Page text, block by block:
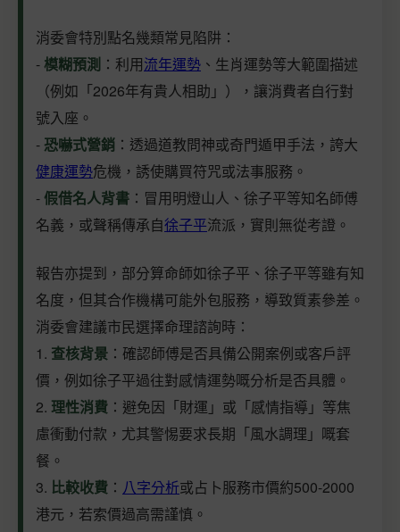
消委會特別點名幾類常見陷阱：
- 模糊預測 ：利用流年運勢 、生肖運勢等大範圍描述
（例如「2026年有貴人相助」），讓消費者自行對
號入座。
- 恐嚇式營銷 ：透過道教問神或奇門遁甲手法，誇大
健康運勢危機，誘使購買符咒或法事服務。
- 假借名人背書 ：冒用明燈山人、徐子平等知名師傅
名義，或聲稱傳承自徐子平流派，實則無從考證。
報告亦提到，部分算命師如徐子平、徐子平等雖有知
名度，但其合作機構可能外包服務，導致質素參差。
消委會建議市民選擇命理諮詢時：
1. 查核背景 ：確認師傅是否具備公開案例或客戶評
價，例如徐子平過往對感情運勢嘅分析是否具體。
2. 理性消費 ：避免因「財運」或「感情指導」等焦
慮衝動付款，尤其警惕要求長期「風水調理」嘅套
餐。
3. 比較收費 ： 八字分析或占卜服務市價約500-2000
港元，若索價過高需謹慎。